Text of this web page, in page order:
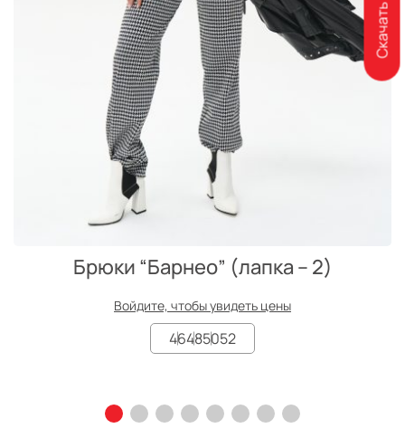
Брюки “Барнео” (лапка – 2)
Войдите, чтобы увидеть цены
46485052